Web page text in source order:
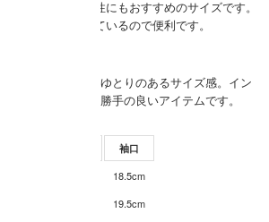
エット、小柄な男性にもおすすめのサイズです。
にポケットがついているので便利です。
サイズ1着用で、ゆとりのあるサイズ感。イン
でも様になる使い勝手の良いアイテムです。
袖口
18.5cm
19.5cm